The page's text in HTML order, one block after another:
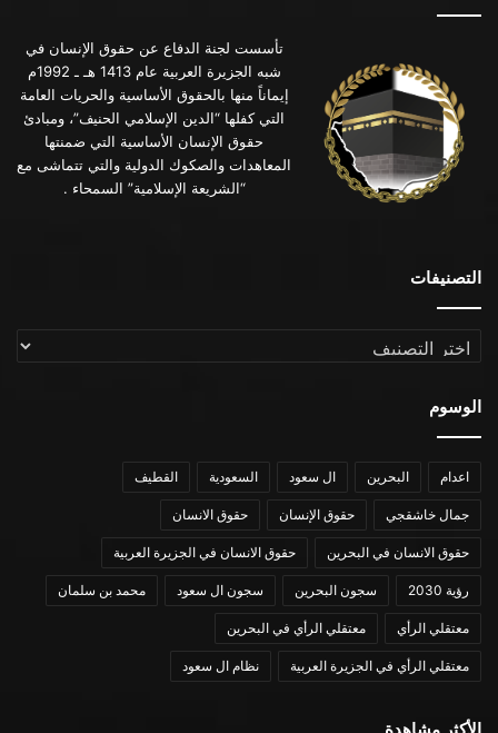
تأسست لجنة الدفاع عن حقوق الإنسان في
شبه الجزيرة العربية عام 1413 هـ ـ 1992م
إيماناً منها بالحقوق الأساسية والحريات العامة
التي كفلها “الدين الإسلامي الحنيف”، ومبادئ
حقوق الإنسان الأساسية التي ضمنتها
المعاهدات والصكوك الدولية والتي تتماشى مع
“الشريعة الإسلامية” السمحاء .
التصنيفات
التصنيفات
الوسوم
اعدام البحرين ال سعود السعودية القطيف
جمال خاشقجي حقوق الإنسان حقوق الانسان
حقوق الانسان في البحرين حقوق الانسان في الجزيرة العربية
رؤية 2030 سجون البحرين سجون ال سعود محمد بن سلمان
معتقلي الرأي معتقلي الرأي في البحرين
معتقلي الرأي في الجزيرة العربية نظام ال سعود